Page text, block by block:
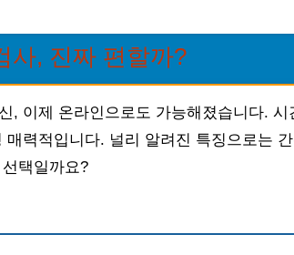
사, 진짜 편할까?
, 이제 온라인으로도 가능해졌습니다.
매력적입니다. 널리 알려진 특징으로는
택일까요?